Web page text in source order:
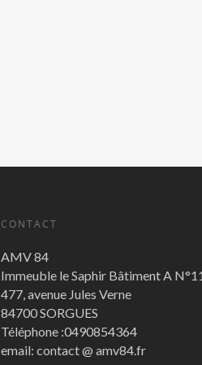
CONTACT
AMV 84
Immeuble le Saphir Bâtiment A
477, avenue Jules Verne
84700 SORGUES
Téléphone :0490854364
email: contact @ amv84.fr